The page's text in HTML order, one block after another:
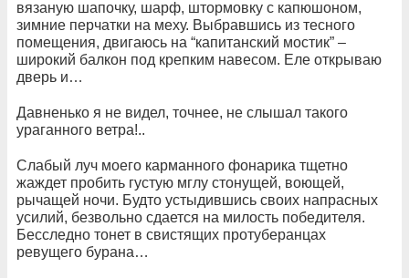
вязаную шапочку, шарф, штормовку с капюшоном,
зимние перчатки на меху. Выбравшись из тесного
помещения, двигаюсь на “капитанский мостик” –
широкий балкон под крепким навесом. Еле открываю
дверь и…
Давненько я не видел, точнее, не слышал такого
ураганного ветра!..
Слабый луч моего карманного фонарика тщетно
жаждет пробить густую мглу стонущей, воющей,
рычащей ночи. Будто устыдившись своих напрасных
усилий, безвольно сдается на милость победителя.
Бесследно тонет в свистящих протуберанцах
ревущего бурана…